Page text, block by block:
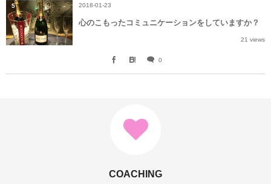
2018-01-23
心のこもったコミュニケーションをしていますか？
21 views
0
5
COACHING